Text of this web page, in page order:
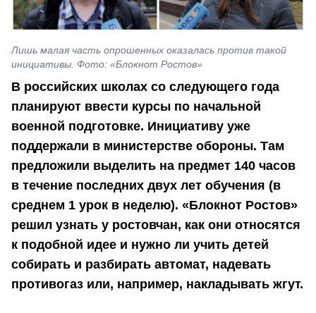
Лишь малая часть опрошенных оказалась против такой
инициативы. Фото: «Блокнот Ростов»
В российских школах со следующего года
планируют ввести курсы по начальной
военной подготовке. Инициативу уже
поддержали в министерстве обороны. Там
предложили выделить на предмет 140 часов
в течение последних двух лет обучения (в
среднем 1 урок в неделю). «Блокнот Ростов»
решил узнать у ростовчан, как они относятся
к подобной идее и нужно ли учить детей
собирать и разбирать автомат, надевать
противогаз или, например, накладывать жгут.